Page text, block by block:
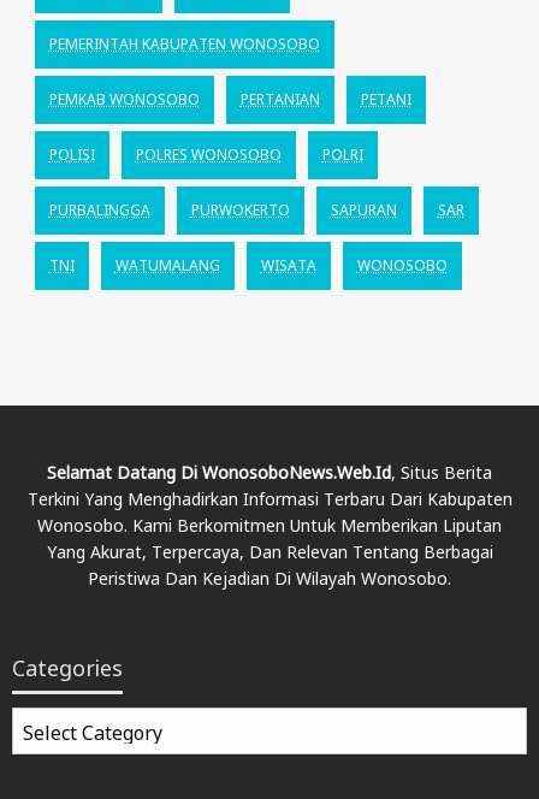
PEMERINTAH KABUPATEN WONOSOBO
PEMKAB WONOSOBO PERTANIAN PETANI
POLISI POLRES WONOSOBO POLRI
PURBALINGGA PURWOKERTO SAPURAN SAR
TNI WATUMALANG WISATA WONOSOBO
Selamat Datang Di WonosoboNews.web.id, Situs Berita
Terkini Yang Menghadirkan Informasi Terbaru Dari Kabupaten
Wonosobo. Kami Berkomitmen Untuk Memberikan Liputan
Yang Akurat, Terpercaya, Dan Relevan Tentang Berbagai
Peristiwa Dan Kejadian Di Wilayah Wonosobo.
Categories
Categories